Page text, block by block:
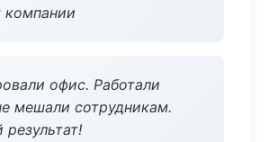
офис. Работали
мешали сотрудникам.